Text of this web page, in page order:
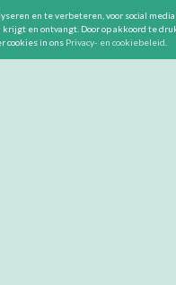
en te verbeteren, voor social
en ontvangt. Door op akkoord te
cookies in ons Privacy- en cookiebeleid